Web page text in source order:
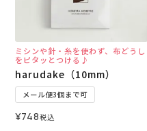
ミシンや針・糸を使わず、布どうし
をピタッとつける♪
harudake（10mm）
メール便3個まで可
¥748税込